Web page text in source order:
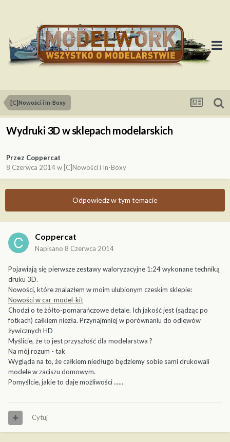
[C]Nowości i In-Boxy
Wydruki 3D w sklepach modelarskich
Przez Coppercat
8 Czerwca 2014w [C]Nowości i In-Boxy
Odpowiedz w tym temacie
Coppercat
Napisano 8 Czerwca 2014
Pojawiają się pierwsze zestawy waloryzacyjne 1:24 wykonane techniką
druku 3D.
Nowości, które znalazłem w moim ulubionym czeskim sklepie:
Nowości w car-model-kit
Chodzi o te żółto-pomarańczowe detale. Ich jakość jest (sądząc po
fotkach) całkiem niezła. Przynajmniej w porównaniu do odlewów
żywicznych HD
Myślicie, że to jest przyszłość dla modelarstwa ?
Na mój rozum - tak
Wygląda na to, że całkiem niedługo będziemy sobie sami drukowali
modele w zaciszu domowym.
Pomyślcie, jakie to daje możliwości ......
Cytuj